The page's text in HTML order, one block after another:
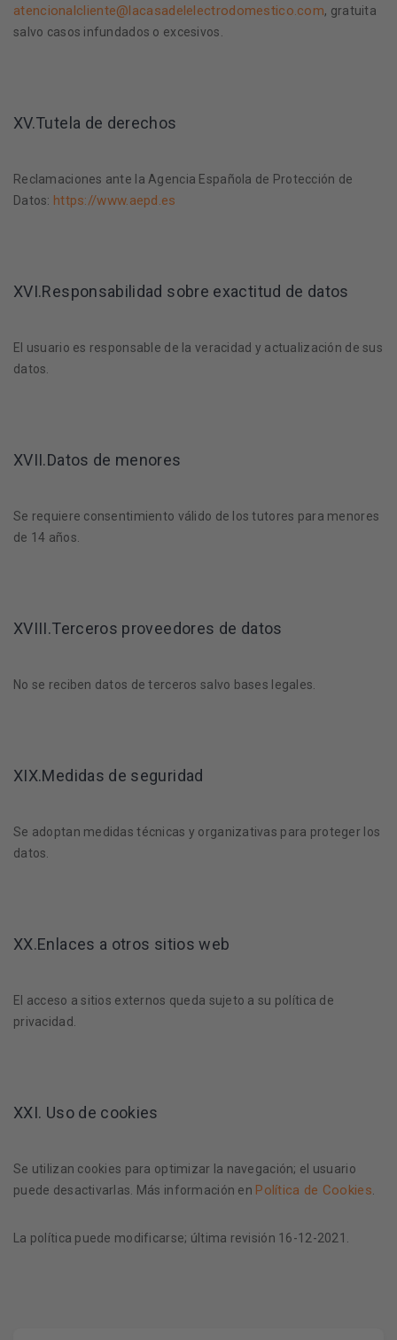
atencionalcliente@lacasadelelectrodomestico.com, gratuita
salvo casos infundados o excesivos.
XV.Tutela de derechos
Reclamaciones ante la Agencia Española de Protección de
Datos: https://www.aepd.es
XVI.Responsabilidad sobre exactitud de datos
El usuario es responsable de la veracidad y actualización de sus
datos.
XVII.Datos de menores
Se requiere consentimiento válido de los tutores para menores
de 14 años.
XVIII.Terceros proveedores de datos
No se reciben datos de terceros salvo bases legales.
XIX.Medidas de seguridad
Se adoptan medidas técnicas y organizativas para proteger los
datos.
XX.Enlaces a otros sitios web
El acceso a sitios externos queda sujeto a su política de
privacidad.
XXI. Uso de cookies
Se utilizan cookies para optimizar la navegación; el usuario
puede desactivarlas. Más información en Política de Cookies
La política puede modificarse; última revisión 16-12-2021.